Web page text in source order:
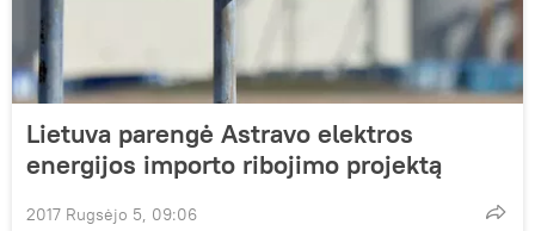
Lietuva parengė Astravo elektros
energijos importo ribojimo projektą
2017 Rugsėjo 5, 09:06